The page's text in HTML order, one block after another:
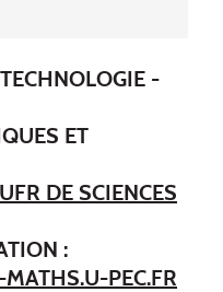
-
ET
DE SCIENCES
:
PEC.FR